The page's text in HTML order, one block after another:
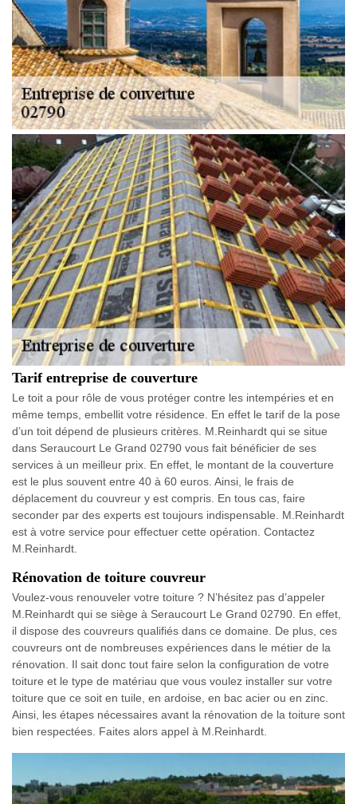
Tarif entreprise de couverture
Le toit a pour rôle de vous protéger contre les intempéries et en
même temps, embellit votre résidence. En effet le tarif de la pose
d’un toit dépend de plusieurs critères. M.Reinhardt qui se situe
dans Seraucourt Le Grand 02790 vous fait bénéficier de ses
services à un meilleur prix. En effet, le montant de la couverture
est le plus souvent entre 40 à 60 euros. Ainsi, le frais de
déplacement du couvreur y est compris. En tous cas, faire
seconder par des experts est toujours indispensable. M.Reinhardt
est à votre service pour effectuer cette opération. Contactez
M.Reinhardt.
Rénovation de toiture couvreur
Voulez-vous renouveler votre toiture ? N’hésitez pas d’appeler
M.Reinhardt qui se siège à Seraucourt Le Grand 02790. En effet,
il dispose des couvreurs qualifiés dans ce domaine. De plus, ces
couvreurs ont de nombreuses expériences dans le métier de la
rénovation. Il sait donc tout faire selon la configuration de votre
toiture et le type de matériau que vous voulez installer sur votre
toiture que ce soit en tuile, en ardoise, en bac acier ou en zinc.
Ainsi, les étapes nécessaires avant la rénovation de la toiture sont
bien respectées. Faites alors appel à M.Reinhardt.